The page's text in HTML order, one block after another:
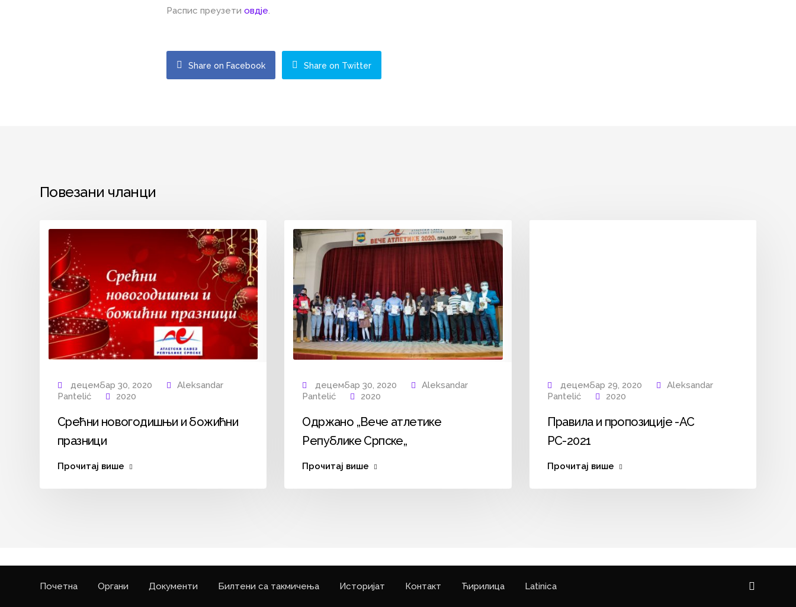
Распис преузетиовдје.
Share on Facebook Share on Twitter
Повезани чланци
децембар 30, 2020
Aleksandar
Pantelić
2020
Срећни новогодишњи и божићни
празници
Прочитај више
децембар 30, 2020
Aleksandar
Pantelić
2020
Одржано „Вече атлетике
Републике Српске„
Прочитај више
децембар 29, 2020
Aleksandar
Pantelić
2020
Правила и пропозиције -АС
РС-2021
Прочитај више
Почетна Органи Документи Билтени са такмичења Историјат Контакт Ћирилица Latinica